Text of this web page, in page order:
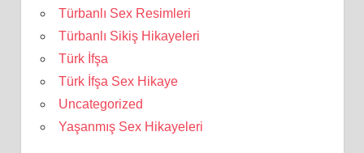
Türbanlı Sex Resimleri
Türbanlı Sikiş Hikayeleri
Türk İfşa
Türk İfşa Sex Hikaye
Uncategorized
Yaşanmış Sex Hikayeleri